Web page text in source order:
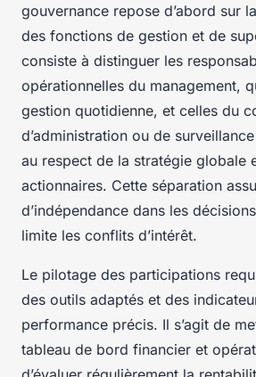
gouvernance repose d’abord sur
des fonctions de gestion et de
consiste à distinguer les
opérationnelles du management,
gestion quotidienne, et celles du
d’administration ou de
au respect de la stratégie globale
actionnaires. Cette séparation
d’indépendance dans les
limite les conflits d’intérêt.
Le pilotage des participations
des outils adaptés et des
performance précis. Il s’agit de
tableau de bord financier et